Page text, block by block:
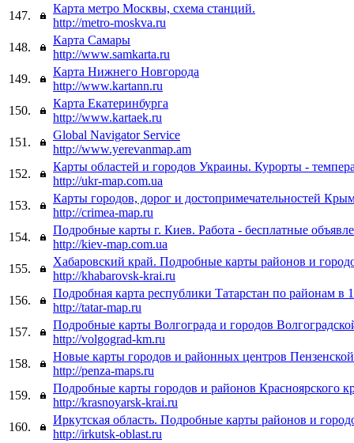
147.
Карта метро Москвы, схема станций.
http://metro-moskva.ru
148.
Карта Самары
http://www.samkarta.ru
149.
Карта Нижнего Новгорода
http://www.kartann.ru
150.
Карта Екатеринбурга
http://www.kartaek.ru
151.
Global Navigator Service
http://www.yerevanmap.am
152.
Карты областей и городов Украины. Курорты -
http://ukr-map.com.ua
153.
Карты городов, дорог и достопримечательностей
http://crimea-map.ru
154.
Подробные карты г. Киев. Работа - бесплатные
http://kiev-map.com.ua
155.
Хабаровский край. Подробные карты районов и
http://khabarovsk-krai.ru
156.
Подробная карта республики Татарстан по районам в
http://tatar-map.ru
157.
Подробные карты Волгограда и городов
http://volgograd-km.ru
158.
Новые карты городов и районных центров
http://penza-maps.ru
159.
Подробные карты городов и районов Красноярского
http://krasnoyarsk-krai.ru
160.
Иркутская область. Подробные карты районов и
http://irkutsk-oblast.ru